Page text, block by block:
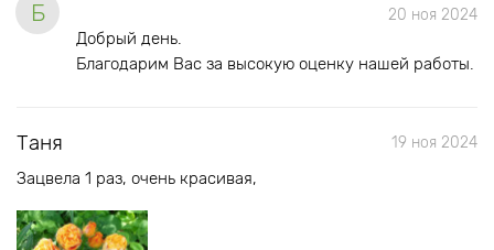
Б 20 ноя 2024
Добрый день.
Благодарим Вас за высокую оценку нашей работы.
Таня 19 ноя 2024
Зацвела 1 раз, очень красивая,